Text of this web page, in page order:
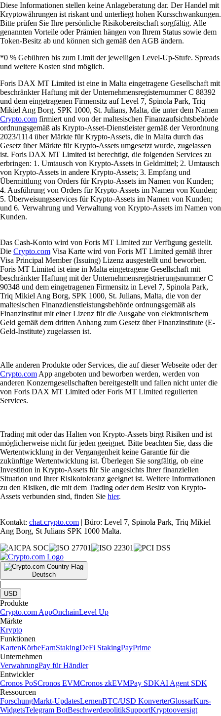
Diese Informationen stellen keine Anlageberatung dar. Der Handel mit
Kryptowährungen ist riskant und unterliegt hohen Kursschwankungen.
Bitte prüfen Sie Ihre persönliche Risikobereitschaft sorgfältig. Alle
genannten Vorteile oder Prämien hängen von Ihrem Status sowie dem
Token-Besitz ab und können sich gemäß den AGB ändern.
*0 % Gebühren bis zum Limit der jeweiligen Level-Up-Stufe. Spreads
und weitere Kosten sind möglich.
Foris DAX MT Limited ist eine in Malta eingetragene Gesellschaft mit
beschränkter Haftung mit der Unternehmensregisternummer C 88392
und dem eingetragenen Firmensitz auf Level 7, Spinola Park, Triq
Mikiel Ang Borg, SPK 1000, St. Julians, Malta, die unter dem Namen
Crypto.com firmiert und von der maltesischen Finanzaufsichtsbehörde
ordnungsgemäß als Krypto-Asset-Dienstleister gemäß der Verordnung
2023/1114 über Märkte für Krypto-Assets, die in Malta durch das
Gesetz über Märkte für Krypto-Assets umgesetzt wurde, zugelassen
ist. Foris DAX MT Limited ist berechtigt, die folgenden Services zu
erbringen: 1. Umtausch von Krypto-Assets in Geldmittel; 2. Umtausch
von Krypto-Assets in andere Krypto-Assets; 3. Empfang und
Übermittlung von Orders für Krypto-Assets im Namen von Kunden;
4. Ausführung von Orders für Krypto-Assets im Namen von Kunden;
5. Überweisungsservices für Krypto-Assets im Namen von Kunden;
und 6. Verwahrung und Verwaltung von Krypto-Assets im Namen von
Kunden.
Das Cash-Konto wird von Foris MT Limited zur Verfügung gestellt.
Die Crypto.com Visa Karte wird von Foris MT Limited gemäß ihrer
Visa Principal Member (Issuing) Lizenz ausgestellt und beworben.
Foris MT Limited ist eine in Malta eingetragene Gesellschaft mit
beschränkter Haftung mit der Unternehmensregistrierungsnummer C
90348 und dem eingetragenen Firmensitz in Level 7, Spinola Park,
Triq Mikiel Ang Borg, SPK 1000, St. Julians, Malta, die von der
maltesischen Finanzdienstleistungsbehörde ordnungsgemäß als
Finanzinstitut mit einer Lizenz für die Ausgabe von elektronischem
Geld gemäß dem dritten Anhang zum Gesetz über Finanzinstitute (E-
Geld-Institute) zugelassen ist.
Alle anderen Produkte oder Services, die auf dieser Webseite oder der
Crypto.com App angeboten und beworben werden, werden von
anderen Konzerngesellschaften bereitgestellt und fallen nicht unter die
von Foris DAX MT Limited oder Foris MT Limited regulierten
Services.
Trading mit oder das Halten von Krypto-Assets birgt Risiken und ist
möglicherweise nicht für jeden geeignet. Bitte beachten Sie, dass die
Wertentwicklung in der Vergangenheit keine Garantie für die
zukünftige Wertentwicklung ist. Überlegen Sie sorgfältig, ob eine
Investition in Krypto-Assets für Sie angesichts Ihrer finanziellen
Situation und Ihrer Risikotoleranz geeignet ist. Weitere Informationen
zu den Risiken, die mit dem Trading oder dem Besitz von Krypto-
Assets verbunden sind, finden Sie hier.
Kontakt: chat.crypto.com | Büro: Level 7, Spinola Park, Triq Mikiel
Ang Borg, St Julians SPK 1000 Malta.
Deutsch
|
USD
Produkte
Crypto.com AppOnchainLevel Up
Märkte
Krypto
Funktionen
KartenKörbeEarnStakingDeFi StakingPayPrime
Unternehmen
VerwahrungPay für Händler
Entwickler
Cronos PoSCronos EVMCronos zkEVMPay SDKAI Agent SDK
Ressourcen
ForschungMarkt-UpdatesLernenBTC/USD KonverterGlossarKurs-
WidgetsTelegram BotBeschwerdepolitikSupportKryptooversigt